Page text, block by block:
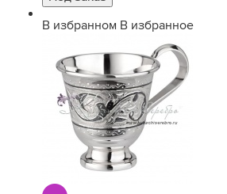
В избранном В избранное